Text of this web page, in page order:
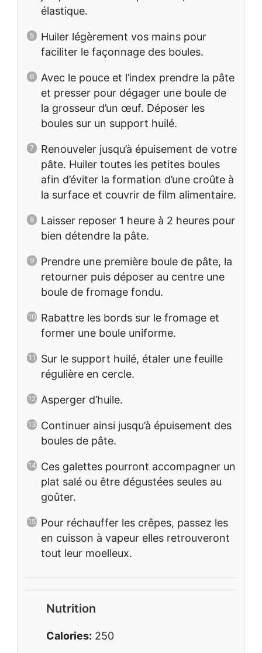
élastique.
Huiler légèrement vos mains pour
faciliter le façonnage des boules.
Avec le pouce et l’index prendre la pâte
et presser pour dégager une boule de
la grosseur d’un œuf. Déposer les
boules sur un support huilé.
Renouveler jusqu’à épuisement de votre
pâte. Huiler toutes les petites boules
afin d’éviter la formation d’une croûte à
la surface et couvrir de film alimentaire.
Laisser reposer 1 heure à 2 heures pour
bien détendre la pâte.
Prendre une première boule de pâte, la
retourner puis déposer au centre une
boule de fromage fondu.
Rabattre les bords sur le fromage et
former une boule uniforme.
Sur le support huilé, étaler une feuille
régulière en cercle.
Asperger d’huile.
Continuer ainsi jusqu’à épuisement des
boules de pâte.
Ces galettes pourront accompagner un
plat salé ou être dégustées seules au
goûter.
Pour réchauffer les crêpes, passez les
en cuisson à vapeur elles retrouveront
tout leur moelleux.
Nutrition
Calories: 250